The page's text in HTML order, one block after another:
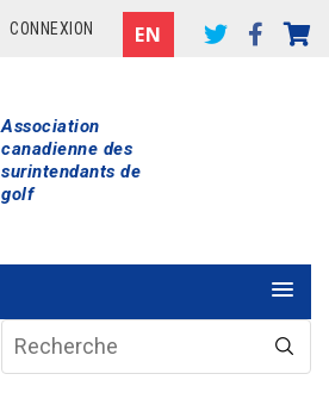
CONNEXION
Association
canadienne des
surintendants de
golf